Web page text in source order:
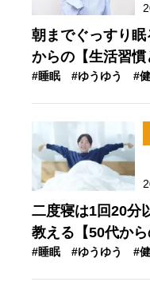
朝までぐっすり
からの【生活習慣
#睡眠 #ゆうゆう #
二度寝は1回20分
教える【50代から
#睡眠 #ゆうゆう #